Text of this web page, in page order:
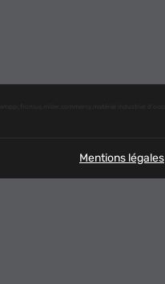
Mentions légales